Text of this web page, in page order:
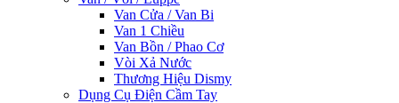
Van Cửa / Van Bi
Van 1 Chiều
Van Bồn / Phao Cơ
Vòi Xả Nước
Thương Hiệu Dismy
Dụng Cụ Điện Cầm Tay